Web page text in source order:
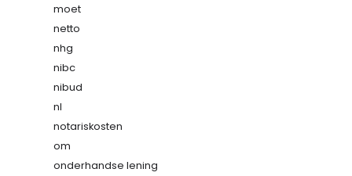
moet
netto
nhg
nibc
nibud
nl
notariskosten
om
onderhandse lening